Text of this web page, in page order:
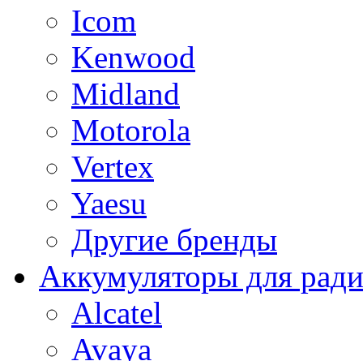
Icom
Kenwood
Midland
Motorola
Vertex
Yaesu
Другие бренды
Аккумуляторы для
Alcatel
Avaya